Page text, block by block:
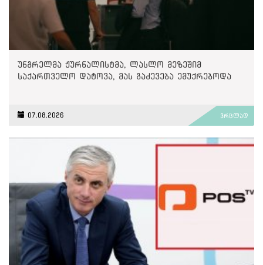
უნგრელმა ჟურნალისტმა, ლასლო მეზეშიმ
საქართველო დატოვა, მას გაძევება ემუქრებოდა
07.08.2026 ვრცლად